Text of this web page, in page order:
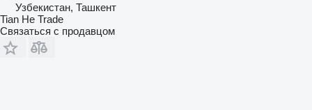
Узбекистан, Ташкент
Tian He Trade
Связаться с продавцом